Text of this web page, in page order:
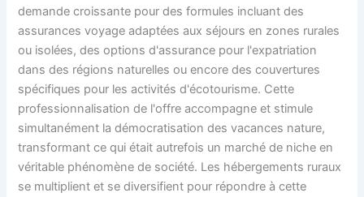
demande croissante pour des formules incluant des
assurances voyage adaptées aux séjours en zones rurales
ou isolées, des options d'assurance pour l'expatriation
dans des régions naturelles ou encore des couvertures
spécifiques pour les activités d'écotourisme. Cette
professionnalisation de l'offre accompagne et stimule
simultanément la démocratisation des vacances nature,
transformant ce qui était autrefois un marché de niche en
véritable phénomène de société. Les hébergements ruraux
se multiplient et se diversifient pour répondre à cette